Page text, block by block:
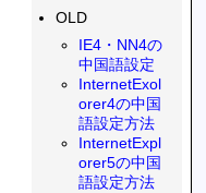
OLD
IE4・NN4の
中国語設定
InternetExol
orer4の中国
語設定方法
InternetExpl
orer5の中国
語設定方法